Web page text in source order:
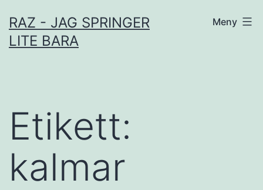
till
innehåll
RAZ - JAG SPRINGER
LITE BARA
Meny
Etikett:
kalmar